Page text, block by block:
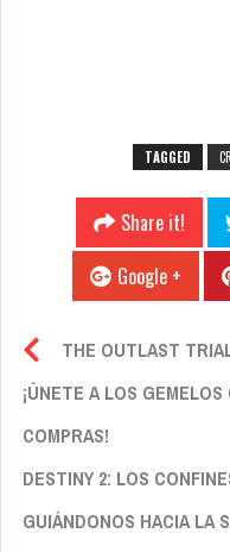
TAGGED
Share it!
Google +
THE OUTLAST
¡ÚNETE A LOS
COMPRAS!
DESTINY 2: LOS
GUIÁNDONOS HACIA LA